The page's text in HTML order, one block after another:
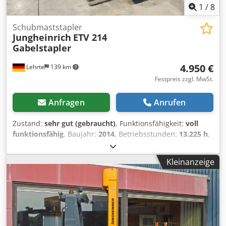
1 /8
Lehrte 139 km
Schubmaststapler
Jungheinrich ETV 214
Gabelstapler
4.950 €
Festpreis zzgl. MwSt.
Anfragen Anrufen
Zustand: sehr gut (gebraucht), Funktionsfähigkeit: voll
funktionsfähig, Baujahr: 2014, Betriebsstunden: 13.225 h,
, Kraftstofftyp:
Triplex, Bauhöhe:2.300 mm, Ausstattung:
Frontschutzbügel, Palettengabeln, Seitenschieber, 1x
Jungheinrich Schubmaststapler, Zustand:
vollfunktionstüchtig, der Stapler wurde jährlich geprüft &
gewartet und bei Bedarf in Stand gesetzt - aus Erstbesitz
einer Lebensmittelgroßhandelslager Flotte mit eigener
Instandhaltungswerkstatt. Credpsqty E Hjfx Ai Nof Inkl.
Kleinanzeige